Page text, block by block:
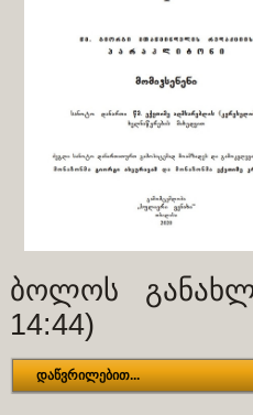
ბოლოს
14:44)
დაწვრილებით...